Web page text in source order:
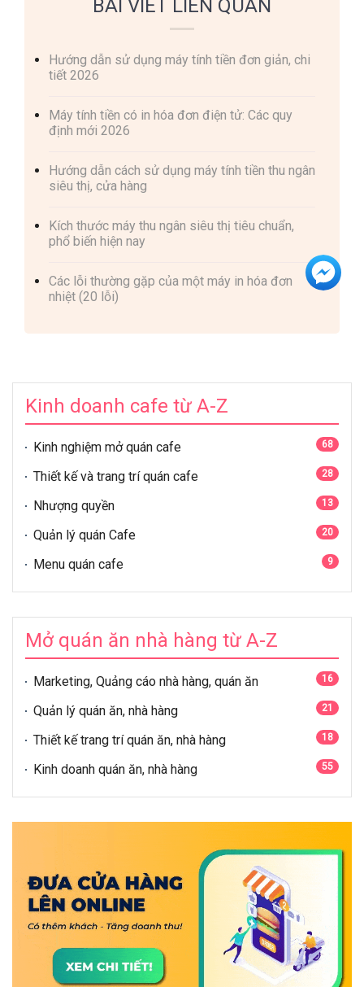
BÀI VIẾT LIÊN QUAN
Hướng dẫn sử dụng máy tính tiền đơn giản, chi
tiết 2026
Máy tính tiền có in hóa đơn điện tử: Các quy
định mới 2026
Hướng dẫn cách sử dụng máy tính tiền thu ngân
siêu thị, cửa hàng
Kích thước máy thu ngân siêu thị tiêu chuẩn,
phổ biến hiện nay
Các lỗi thường gặp của một máy in hóa đơn
nhiệt (20 lỗi)
Kinh doanh cafe từ A-Z
Kinh nghiệm mở quán cafe 68
Thiết kế và trang trí quán cafe 28
Nhượng quyền 13
Quản lý quán Cafe 20
Menu quán cafe 9
Mở quán ăn nhà hàng từ A-Z
Marketing, Quảng cáo nhà hàng, quán ăn 16
Quản lý quán ăn, nhà hàng 21
Thiết kế trang trí quán ăn, nhà hàng 18
Kinh doanh quán ăn, nhà hàng 55